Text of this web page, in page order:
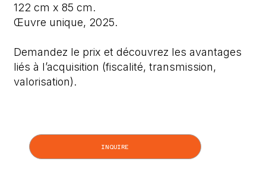
122 cm x 85 cm.
Œuvre unique, 2025.
Demandez le prix et découvrez les avantages
liés à l’acquisition (fiscalité, transmission,
valorisation).
INQUIRE